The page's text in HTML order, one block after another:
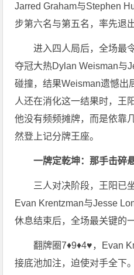
Jarred Graham与Stephen
步第六名与第五名，率先退
进入四人局后，全场最
夺冠大热Dylan Weisman与
碰撞，结果Weisman遗憾出
人还在消化这一结果时，王
他没有频频摊牌，而是依靠
然登上记分牌王座。
一牌定乾坤：那手击碎
三人对决阶段，王阳已
Evan Krentzman与Jesse
休息结束后，全场最关键的
翻牌圈7♦️9♦️4♥️，Evan
接底池加注，迫使对手全下